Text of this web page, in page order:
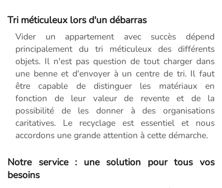
Tri méticuleux lors d'un débarras
Vider un appartement avec succès dépend
principalement du tri méticuleux des différents
objets. Il n'est pas question de tout charger dans
une benne et d'envoyer à un centre de tri. Il faut
être capable de distinguer les matériaux en
fonction de leur valeur de revente et de la
possibilité de les donner à des organisations
caritatives. Le recyclage est essentiel et nous
accordons une grande attention à cette démarche.
Notre service : une solution pour tous vos
besoins